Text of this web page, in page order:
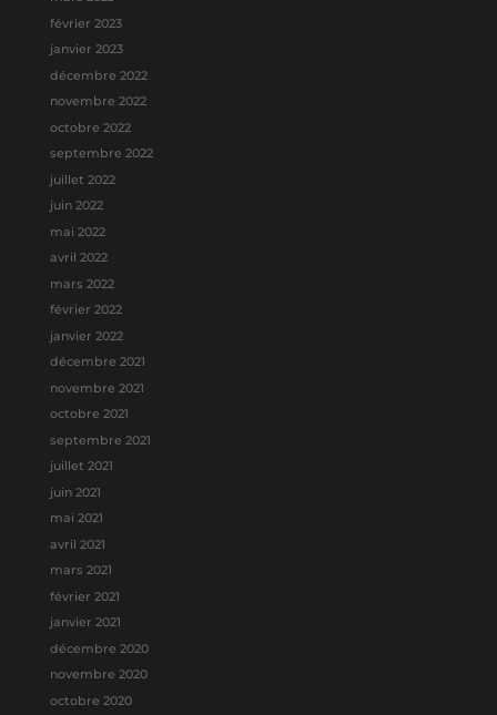
février 2023
janvier 2023
décembre 2022
novembre 2022
octobre 2022
septembre 2022
juillet 2022
juin 2022
mai 2022
avril 2022
mars 2022
février 2022
janvier 2022
décembre 2021
novembre 2021
octobre 2021
septembre 2021
juillet 2021
juin 2021
mai 2021
avril 2021
mars 2021
février 2021
janvier 2021
décembre 2020
novembre 2020
octobre 2020